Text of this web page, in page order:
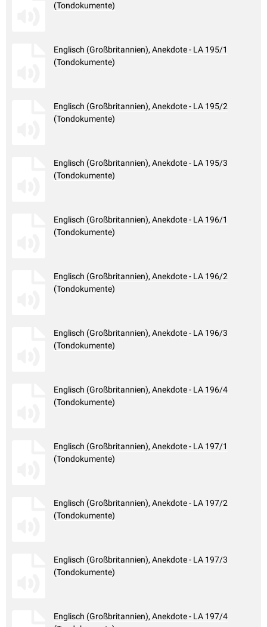
(Tondokumente)
Englisch (Großbritannien), Anekdote - LA 195/1
(Tondokumente)
Englisch (Großbritannien), Anekdote - LA 195/2
(Tondokumente)
Englisch (Großbritannien), Anekdote - LA 195/3
(Tondokumente)
Englisch (Großbritannien), Anekdote - LA 196/1
(Tondokumente)
Englisch (Großbritannien), Anekdote - LA 196/2
(Tondokumente)
Englisch (Großbritannien), Anekdote - LA 196/3
(Tondokumente)
Englisch (Großbritannien), Anekdote - LA 196/4
(Tondokumente)
Englisch (Großbritannien), Anekdote - LA 197/1
(Tondokumente)
Englisch (Großbritannien), Anekdote - LA 197/2
(Tondokumente)
Englisch (Großbritannien), Anekdote - LA 197/3
(Tondokumente)
Englisch (Großbritannien), Anekdote - LA 197/4